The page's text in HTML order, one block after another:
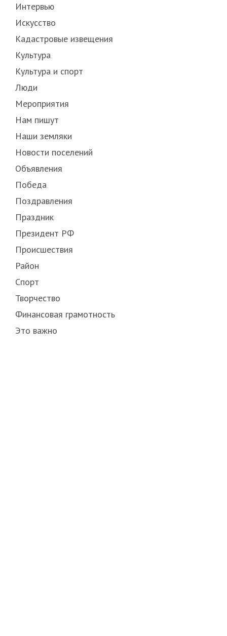
Интервью
Искусство
Кадастровые извещения
Культура
Культура и спорт
Люди
Мероприятия
Нам пишут
Наши земляки
Новости поселений
Объявления
Победа
Поздравления
Праздник
Президент РФ
Происшествия
Район
Спорт
Творчество
Финансовая грамотность
Это важно